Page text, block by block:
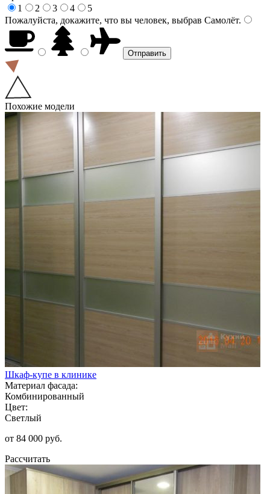
1
2 3 4
5
Пожалуйста, докажите, что вы человек, выбрав Самолёт.
Похожие модели
Шкаф-купе в клинике
Материал фасада:
Комбинированный
Цвет:
Светлый
от 84 000 руб.
Рассчитать